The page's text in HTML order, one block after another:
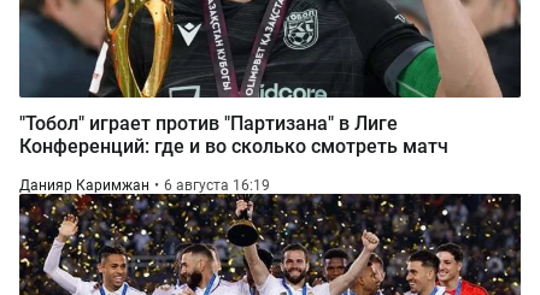
"Тобол" играет против "Партизана" в Лиге
Конференций: где и во сколько смотреть матч
Данияр Каримжан 6 августа 16:19